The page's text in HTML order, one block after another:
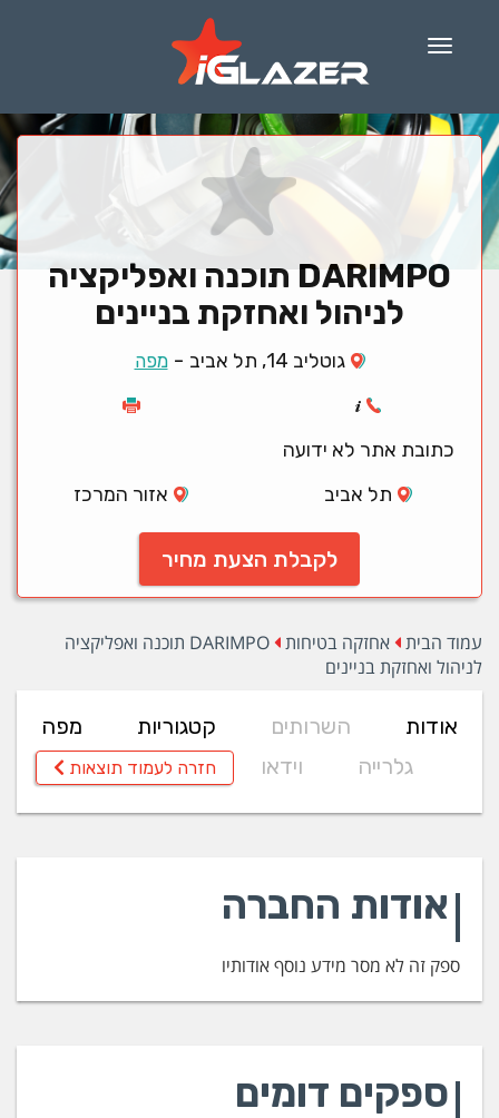
Menu
DARIMPO תוכנה ואפליקציה
לניהול ואחזקת בניינים
גוטליב 14, תל אביב -מפה
כתובת אתר לא ידועה
תל אביב
אזור המרכז
לקבלת הצעת מחיר
עמוד הבית אחזקה בטיחות
DARIMPO תוכנה ואפליקציה
לניהול ואחזקת בניינים
אודות השרותים קטגוריות
מפה
גלרייה
וידאו חזרה לעמוד תוצאות
אודות החברה
ספק זה לא מסר מידע נוסף אודותיו
ספקים דומים